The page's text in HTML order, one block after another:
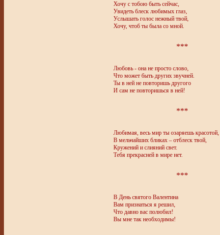
Хочу с тобою быть сейчас,
Увидеть блеск любимых глаз,
Услышать голос нежный твой,
Хочу, чтоб ты была со мной.
***
Любовь - она не просто слово,
Что может быть других звучней.
Ты в ней не повторишь другого
И сам не повторишься в ней!
***
Любимая, весь мир ты озаряешь красотой,
В мельчайших бликах – отблеск твой,
Кружений и слияний свет.
Тебя прекрасней в мире нет.
***
В День святого Валентина
Вам признаться я решил,
Что давно вас полюбил!
Вы мне так необходимы!